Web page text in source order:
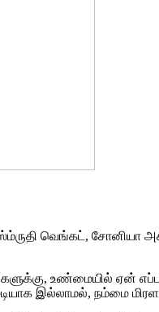
ஸ்ம்ருதி வெங்கட்,
உண்மையில் ஏன்
இல்லாமல், நம்மை